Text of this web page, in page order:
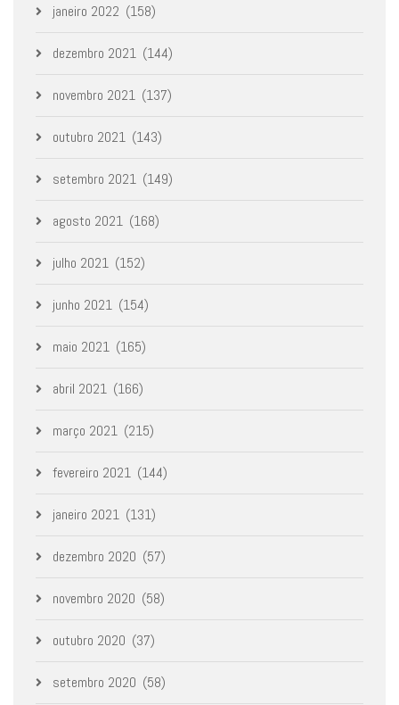
janeiro 2022 (158)
dezembro 2021 (144)
novembro 2021 (137)
outubro 2021 (143)
setembro 2021 (149)
agosto 2021 (168)
julho 2021 (152)
junho 2021 (154)
maio 2021 (165)
abril 2021 (166)
março 2021 (215)
fevereiro 2021 (144)
janeiro 2021 (131)
dezembro 2020 (57)
novembro 2020 (58)
outubro 2020 (37)
setembro 2020 (58)